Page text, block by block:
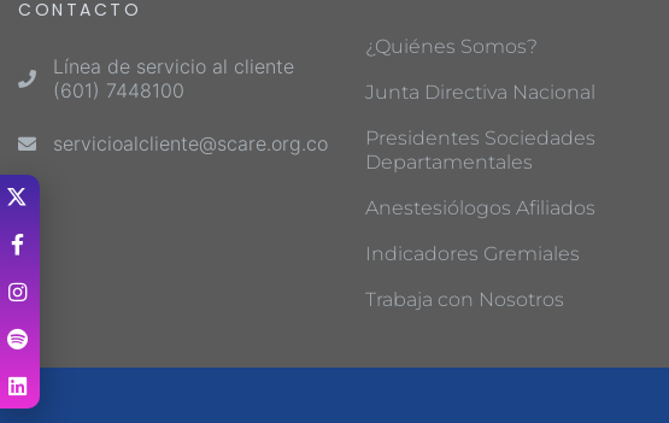
CONTACTO
Línea de servicio al cliente
(601) 7448100
servicioalcliente@scare.org.co
¿Quiénes Somos?
Junta Directiva Nacional
Presidentes Sociedades
Departamentales
Anestesiólogos Afiliados
Indicadores Gremiales
Trabaja con Nosotros